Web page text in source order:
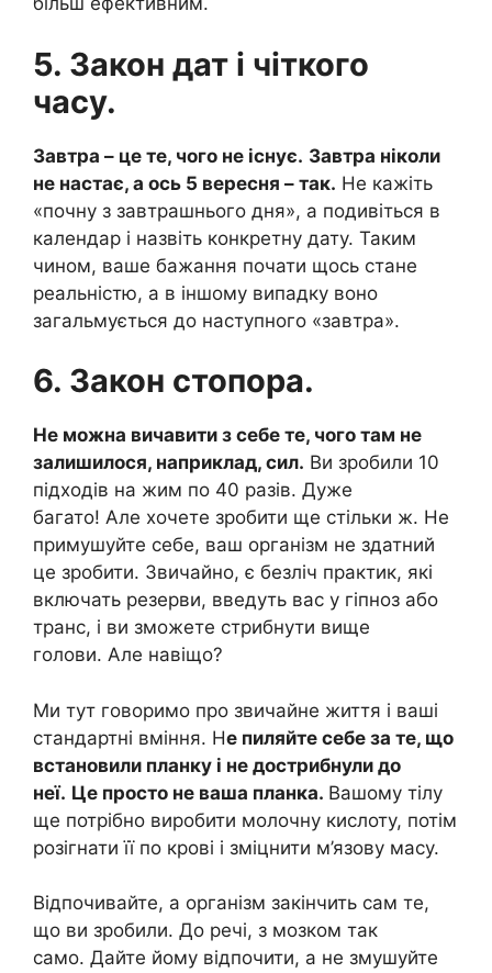
5. Закон дат і чіткого
часу.
Завтра – це те, чого не існує. Завтра ніколи
не настає, а ось 5 вересня – так. Не кажіть
«почну з завтрашнього дня», а подивіться в
календар і назвіть конкретну дату. Таким
чином, ваше бажання почати щось стане
реальністю, а в іншому випадку воно
загальмується до наступного «завтра».
6. Закон стопора.
Не можна вичавити з себе те, чого там не
залишилося, наприклад, сил. Ви зробили 10
підходів на жим по 40 разів. Дуже
багато! Але хочете зробити ще стільки ж. Не
примушуйте себе, ваш організм не здатний
це зробити. Звичайно, є безліч практик, які
включать резерви, введуть вас у гіпноз або
транс, і ви зможете стрибнути вище
голови. Але навіщо?
Ми тут говоримо про звичайне життя і ваші
стандартні вміння. Не пиляйте себе за те, що
встановили планку і не дострибнули до
неї. Це просто не ваша планка. Вашому тілу
ще потрібно виробити молочну кислоту, потім
розігнати її по крові і зміцнити м’язову масу.
Відпочивайте, а організм закінчить сам те,
що ви зробили. До речі, з мозком так
само. Дайте йому відпочити, а не змушуйте